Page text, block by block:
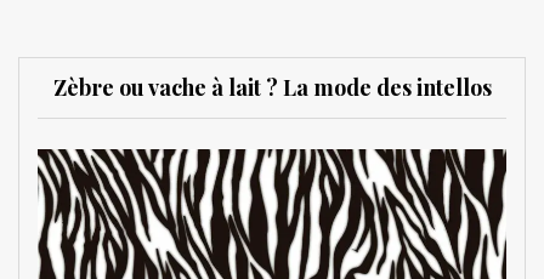
Zèbre ou vache à lait ? La mode des intellos